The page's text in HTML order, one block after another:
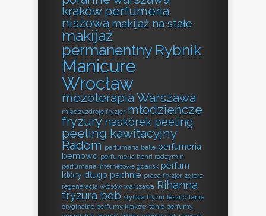
kraków perfumeria
niszowa makijaż na stałe
makijaż
permanentny Rybnik
Manicure
Wrocław
mezoterapia Warszawa
międzyzdroje fryzjer młodzieńcze
fryzury naskórek peeling
peeling kawitacyjny
Radom perfumeria belle perfumeria
bemowo perfumeria henri radzymin
perfumerie internetowe gdańsk perfum
który długo pachnie praca fryzjer zgierz
regeneracja włosów warszawa Rihanna
fryzura bob stylista fryzur leszno tanie
oryginalne perfumy kraków tanie perfumy